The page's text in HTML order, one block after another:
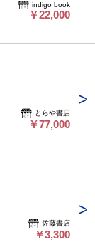
indigo book
￥22,000
とらや書店
￥77,000
佐藤書店
￥3,300